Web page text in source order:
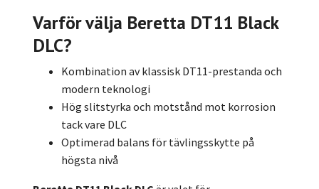
Varför välja Beretta DT11 Black
DLC?
Kombination av klassisk DT11-prestanda och
modern teknologi
Hög slitstyrka och motstånd mot korrosion
tack vare DLC
Optimerad balans för tävlingsskytte på
högsta nivå